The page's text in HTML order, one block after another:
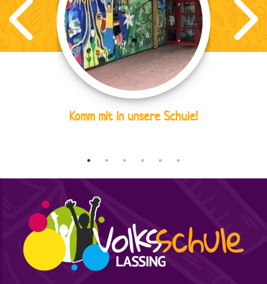
Komm mit in unsere Schule!